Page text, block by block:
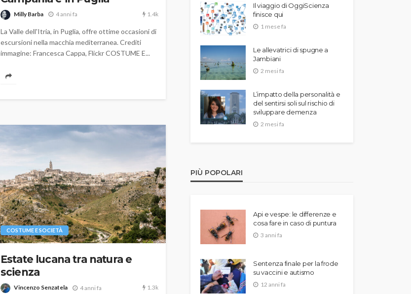
Milly Barba 4 anni fa 1.4k
La Valle dell'Itria, in Puglia, offre ottime occasioni di
escursioni nella macchia mediterranea. Crediti
immagine: Francesca Cappa, Flickr COSTUME E...
COSTUME E SOCIETÀ
Estate lucana tra natura e
scienza
Vincenzo Senzatela 4 anni fa 1.3k
Il viaggio di OggiScienza
finisce qui
1 mese fa
Le allevatrici di spugne a
Jambiani
2 mesi fa
L’impatto della personalità e
del sentirsi soli sul rischio di
sviluppare demenza
2 mesi fa
PIÙ POPOLARI
Api e vespe: le differenze e
cosa fare in caso di puntura
3 anni fa
Sentenza finale per la frode
su vaccini e autismo
12 anni fa